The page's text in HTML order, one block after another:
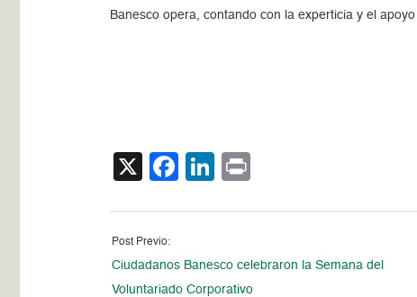
Banesco opera, contando con la experticia y el
X Facebook
LinkedIn
Post Previo:
Ciudadanos Banesco celebraron la Semana del
Voluntariado Corporativo